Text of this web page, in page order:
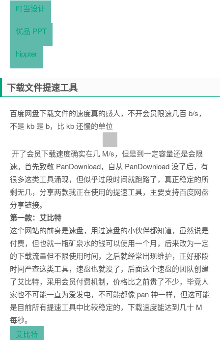
叮当设计
优品 PPT
hippter
下载文件提速工具
百度网盘下载文件的速度真的感人，不开会员限速几百 b/s，
不是 kb 是 b，比 kb 还慢的单位
开了会员下载速度确实在几 M/s，但是到一定容量还是会限
速。首先致敬 PanDownload，自从 PanDownload 没了后，有
很多这类工具涌现，但似乎过段时间就跑路了，真正稳定的所
剩无几，分享两款我正在使用的提速工具，主要支持百度网盘
分享链接。
第一款：艾比特
这个网站的前身是速盘，用过速盘的小伙伴都知道，虽然说是
付费，但也就一瓶矿泉水的钱可以使用一个月，后来改为一定
的下载流量但不限使用时间，之后就经常出现维护，正好那段
时间严查这类工具，速盘也就没了，后面这个速盘的团队创建
了艾比特，采用会员付费机制，价格比之前贵了不少，毕竟人
家也不可能一直为爱发电，不可能都像 pan 神一样，但这可能
是目前所有提速工具中比较稳定的，下载速度能达到几十 M
每秒。
艾比特